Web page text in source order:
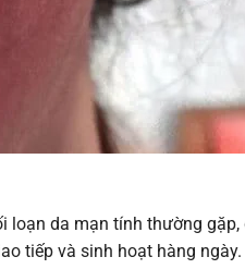
loạn da mạn tính thường
tiếp và sinh hoạt hàng ngày.